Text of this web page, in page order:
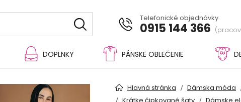
Telefonické objednávky
0915 144 366
DOPLNKY PÁNSKE OBLEČENIE
Hlavná stránka Dámska móda